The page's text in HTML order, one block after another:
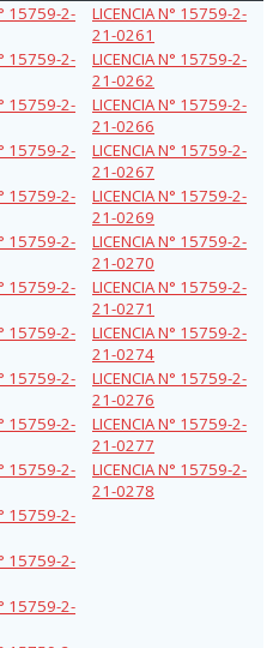
15759-2-
LICENCIA N° 15759-2-
21-0261
15759-2-
LICENCIA N° 15759-2-
21-0262
15759-2-
LICENCIA N° 15759-2-
21-0266
15759-2-
LICENCIA N° 15759-2-
21-0267
15759-2-
LICENCIA N° 15759-2-
21-0269
15759-2-
LICENCIA N° 15759-2-
21-0270
15759-2-
LICENCIA N° 15759-2-
21-0271
15759-2-
LICENCIA N° 15759-2-
21-0274
15759-2-
LICENCIA N° 15759-2-
21-0276
15759-2-
LICENCIA N° 15759-2-
21-0277
15759-2-
LICENCIA N° 15759-2-
21-0278
15759-2-
15759-2-
15759-2-